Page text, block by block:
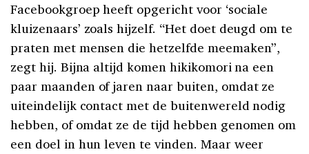
Facebookgroep heeft opgericht voor ‘sociale
kluizenaars’ zoals hijzelf. “Het doet deugd om te
praten met mensen die hetzelfde meemaken”,
zegt hij. Bijna altijd komen hikikomori na een
paar maanden of jaren naar buiten, omdat ze
uiteindelijk contact met de buitenwereld nodig
hebben, of omdat ze de tijd hebben genomen om
een doel in hun leven te vinden. Maar weer